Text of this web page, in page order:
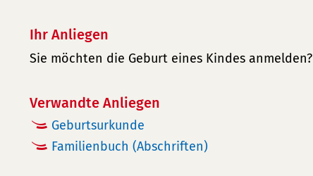
Ihr Anliegen
Sie möchten die Geburt eines Kindes anmelden?
Verwandte Anliegen
Geburtsurkunde
Familienbuch (Abschriften)